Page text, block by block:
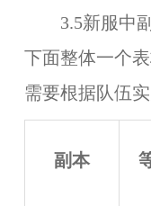
3.5新服中副
下面整体一个
需要根据队伍
副本